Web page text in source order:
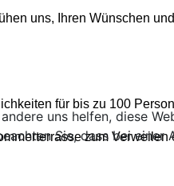
uns, Ihren Wünschen
für bis zu 100
zum Verweilen
uns helfen, diese
Sie, dass bei